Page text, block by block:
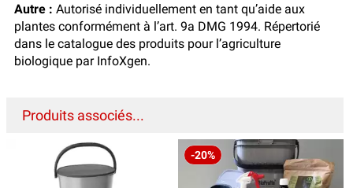
Autre : Autorisé individuellement en tant qu’aide aux
plantes conformément à l’art. 9a DMG 1994. Répertorié
dans le catalogue des produits pour l’agriculture
biologique par InfoXgen.
Produits associés...
-20%